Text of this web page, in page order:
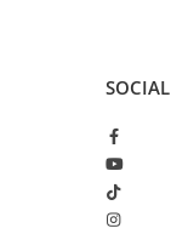
SOCIAL